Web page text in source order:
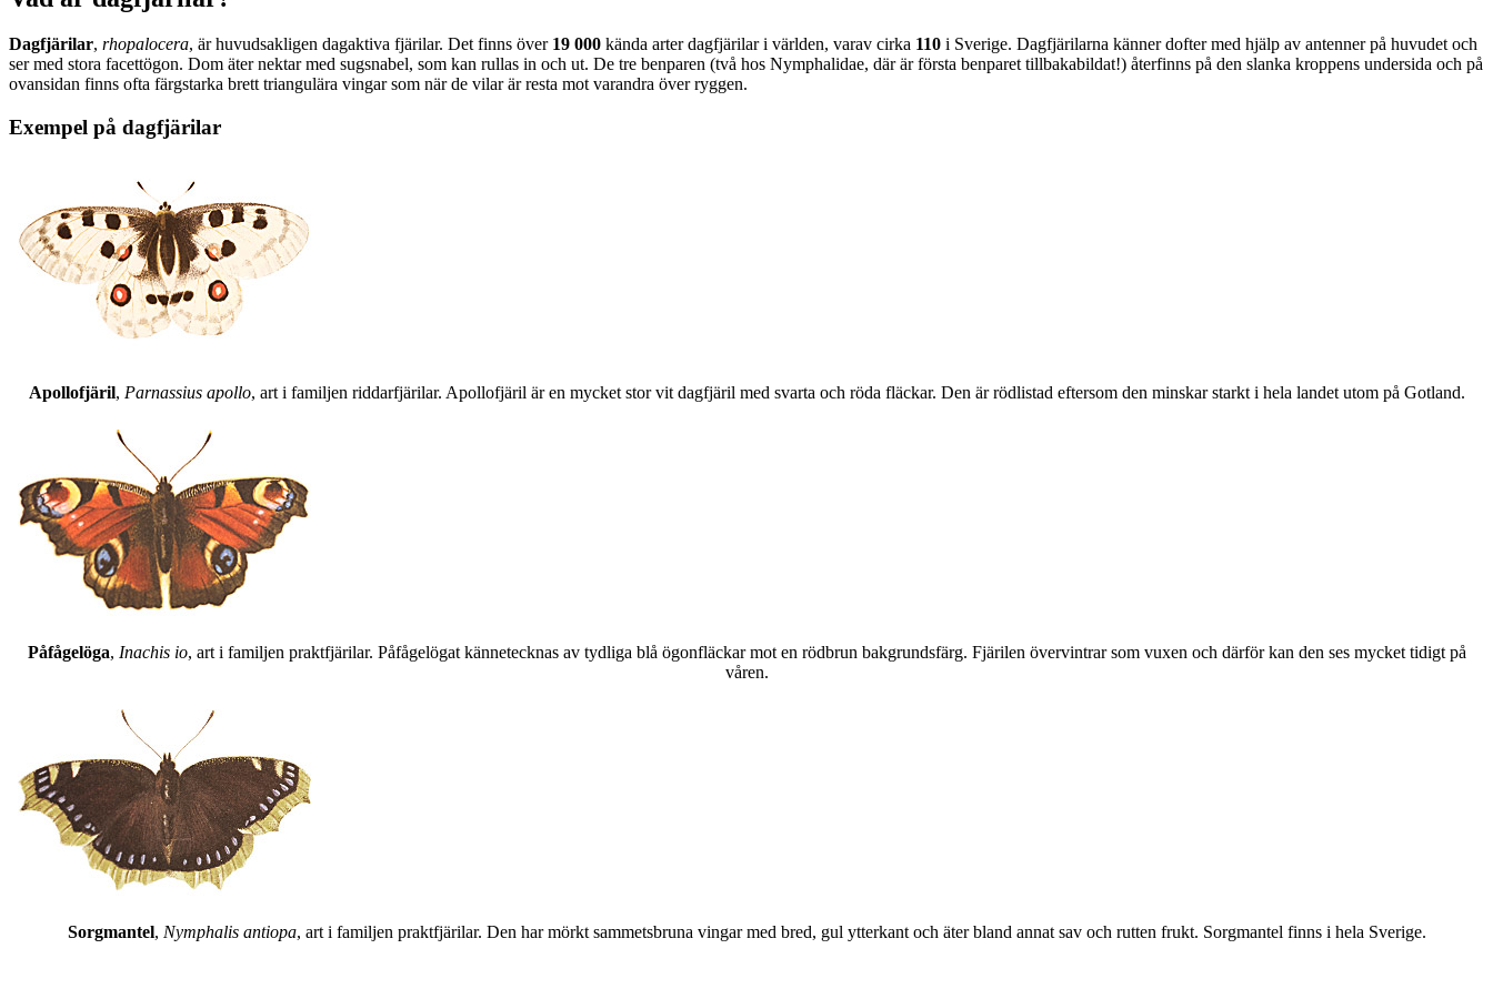
Dagfjärilar, rhopalocera, är huvudsakligen dagaktiva fjärilar. Det finns över 19 000 kända arter dagfjärilar i världen, varav cirka 110 i Sverige. Dagfjärilarna känner dofter med hjälp av antenner på huvudet och
ser med stora facettögon. Dom äter nektar med sugsnabel, som kan rullas in och ut. De tre benparen (två hos Nymphalidae, där är första benparet tillbakabildat!) återfinns på den slanka kroppens undersida och på
ovansidan finns ofta färgstarka brett triangulära vingar som när de vilar är resta mot varandra över ryggen.
Exempel på dagfjärilar
Apollofjäril, Parnassius apollo, art i familjen riddarfjärilar. Apollofjäril är en mycket stor vit dagfjäril med svarta och röda fläckar. Den är rödlistad eftersom den minskar starkt i hela landet utom på Gotland.
Påfågelöga, Inachis io, art i familjen praktfjärilar. Påfågelögat kännetecknas av tydliga blå ögonfläckar mot en rödbrun bakgrundsfärg. Fjärilen övervintrar som vuxen och därför kan den ses mycket tidigt på
våren.
Sorgmantel, Nymphalis antiopa, art i familjen praktfjärilar. Den har mörkt sammetsbruna vingar med bred, gul ytterkant och äter bland annat sav och rutten frukt. Sorgmantel finns i hela Sverige.